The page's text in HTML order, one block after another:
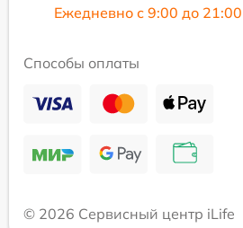
Ежедневно с 9:00 до 21:00
Способы оплаты
© 2026 Сервисный центр iLife